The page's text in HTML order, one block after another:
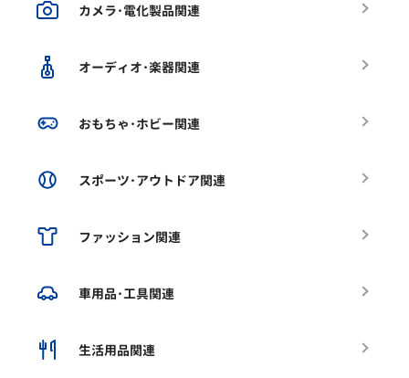
カメラ･電化製品関連
オーディオ･楽器関連
おもちゃ･ホビー関連
スポーツ･アウトドア関連
ファッション関連
車用品･工具関連
生活用品関連